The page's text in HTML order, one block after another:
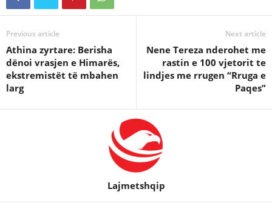
Previous article
Athina zyrtare: Berisha
dënoi vrasjen e Himarës,
ekstremistët të mbahen
larg
Next article
Nene Tereza nderohet me
rastin e 100 vjetorit te
lindjes me rrugen “Rruga e
Paqes”
Lajmetshqip